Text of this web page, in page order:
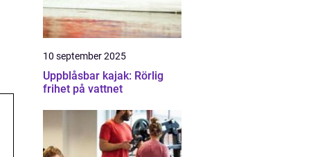
10 september 2025
Uppblåsbar kajak: Rörlig
frihet på vattnet